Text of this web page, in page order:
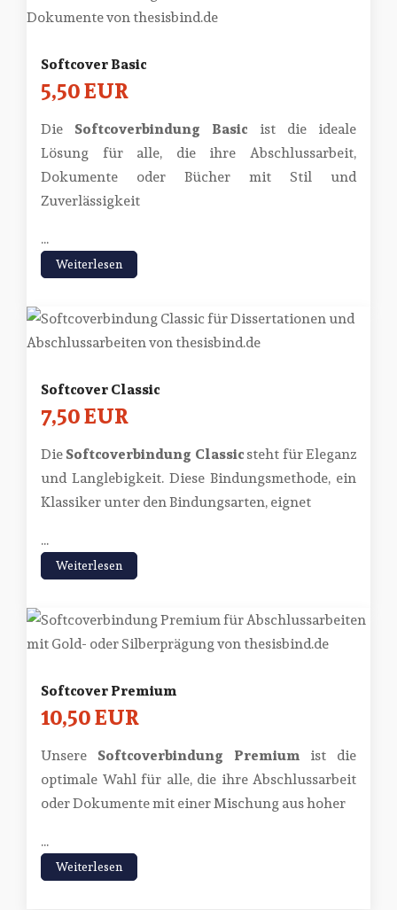
Softcover Basic
5,50 EUR
Die Softcoverbindung Basic ist die ideale
Lösung für alle, die ihre Abschlussarbeit,
Dokumente oder Bücher mit Stil und
Zuverlässigkeit
...
Weiterlesen
Softcover Classic
7,50 EUR
DieSoftcoverbindung Classicsteht für Eleganz
und Langlebigkeit. Diese Bindungsmethode, ein
Klassiker unter den Bindungsarten, eignet
...
Weiterlesen
Softcover Premium
10,50 EUR
Unsere Softcoverbindung Premium ist die
optimale Wahl für alle, die ihre Abschlussarbeit
oder Dokumente mit einer Mischung aus hoher
...
Weiterlesen